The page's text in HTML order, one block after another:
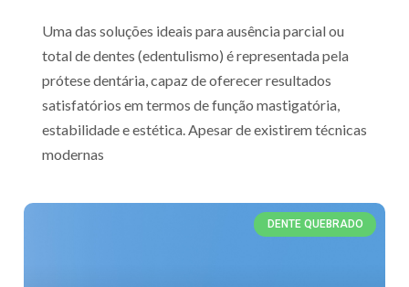
Uma das soluções ideais para ausência parcial ou
total de dentes (edentulismo) é representada pela
prótese dentária, capaz de oferecer resultados
satisfatórios em termos de função mastigatória,
estabilidade e estética. Apesar de existirem técnicas
modernas
DENTE QUEBRADO